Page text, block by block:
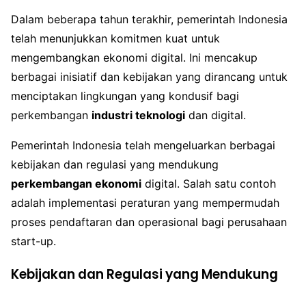
Dalam beberapa tahun terakhir, pemerintah Indonesia
telah menunjukkan komitmen kuat untuk
mengembangkan ekonomi digital. Ini mencakup
berbagai inisiatif dan kebijakan yang dirancang untuk
menciptakan lingkungan yang kondusif bagi
perkembangan industri teknologi dan digital.
Pemerintah Indonesia telah mengeluarkan berbagai
kebijakan dan regulasi yang mendukung
perkembangan ekonomi digital. Salah satu contoh
adalah implementasi peraturan yang mempermudah
proses pendaftaran dan operasional bagi perusahaan
start-up.
Kebijakan dan Regulasi yang Mendukung